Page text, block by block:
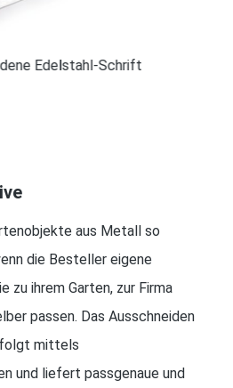
Edelstahl-Schrift
aus Metall so
die Besteller eigene
zu ihrem Garten, zur Firma
passen. Das Ausschneiden
mittels
und liefert passgenaue und